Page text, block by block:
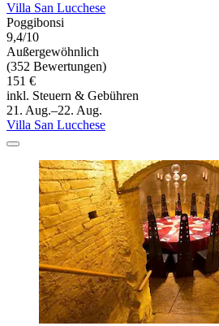
Villa San Lucchese
Poggibonsi
9,4/10
Außergewöhnlich
(352 Bewertungen)
151 €
inkl. Steuern & Gebühren
21. Aug.–22. Aug.
Villa San Lucchese